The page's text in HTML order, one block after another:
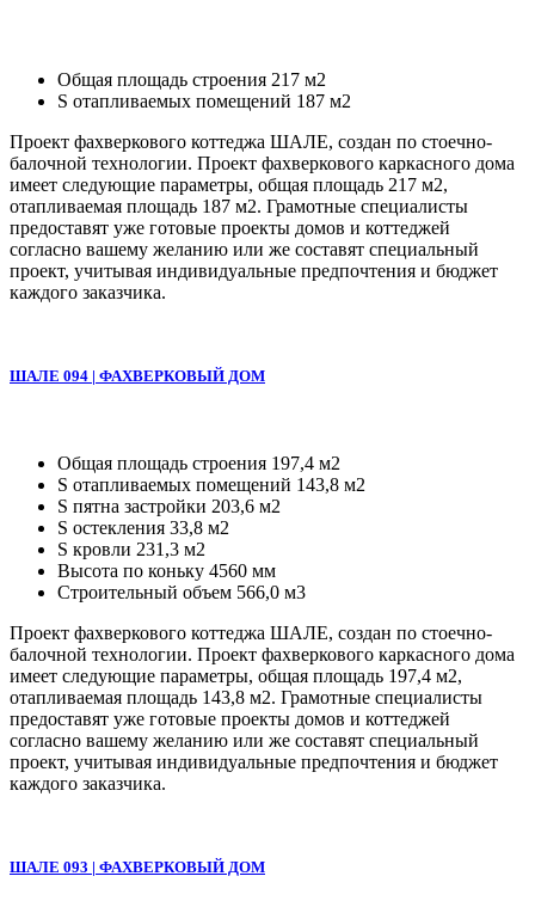
Общая площадь строения 217 м2
S отапливаемых помещений 187 м2
Проект фахверкового коттеджа ШАЛЕ, создан по стоечно-
балочной технологии. Проект фахверкового каркасного дома
имеет следующие параметры, общая площадь 217 м2,
отапливаемая площадь 187 м2. Грамотные специалисты
предоставят уже готовые проекты домов и коттеджей
согласно вашему желанию или же составят специальный
проект, учитывая индивидуальные предпочтения и бюджет
каждого заказчика.
ШАЛЕ 094 | ФАХВЕРКОВЫЙ ДОМ
Общая площадь строения 197,4 м2
S отапливаемых помещений 143,8 м2
S пятна застройки 203,6 м2
S остекления 33,8 м2
S кровли 231,3 м2
Высота по коньку 4560 мм
Строительный объем 566,0 м3
Проект фахверкового коттеджа ШАЛЕ, создан по стоечно-
балочной технологии. Проект фахверкового каркасного дома
имеет следующие параметры, общая площадь 197,4 м2,
отапливаемая площадь 143,8 м2. Грамотные специалисты
предоставят уже готовые проекты домов и коттеджей
согласно вашему желанию или же составят специальный
проект, учитывая индивидуальные предпочтения и бюджет
каждого заказчика.
ШАЛЕ 093 | ФАХВЕРКОВЫЙ ДОМ